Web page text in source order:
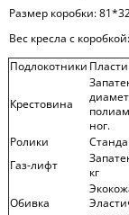
Размер коробки:
Вес кресла с
Подлокотники
Крестовина
ног.
Ролики
Газ-лифт
кг
Обивка